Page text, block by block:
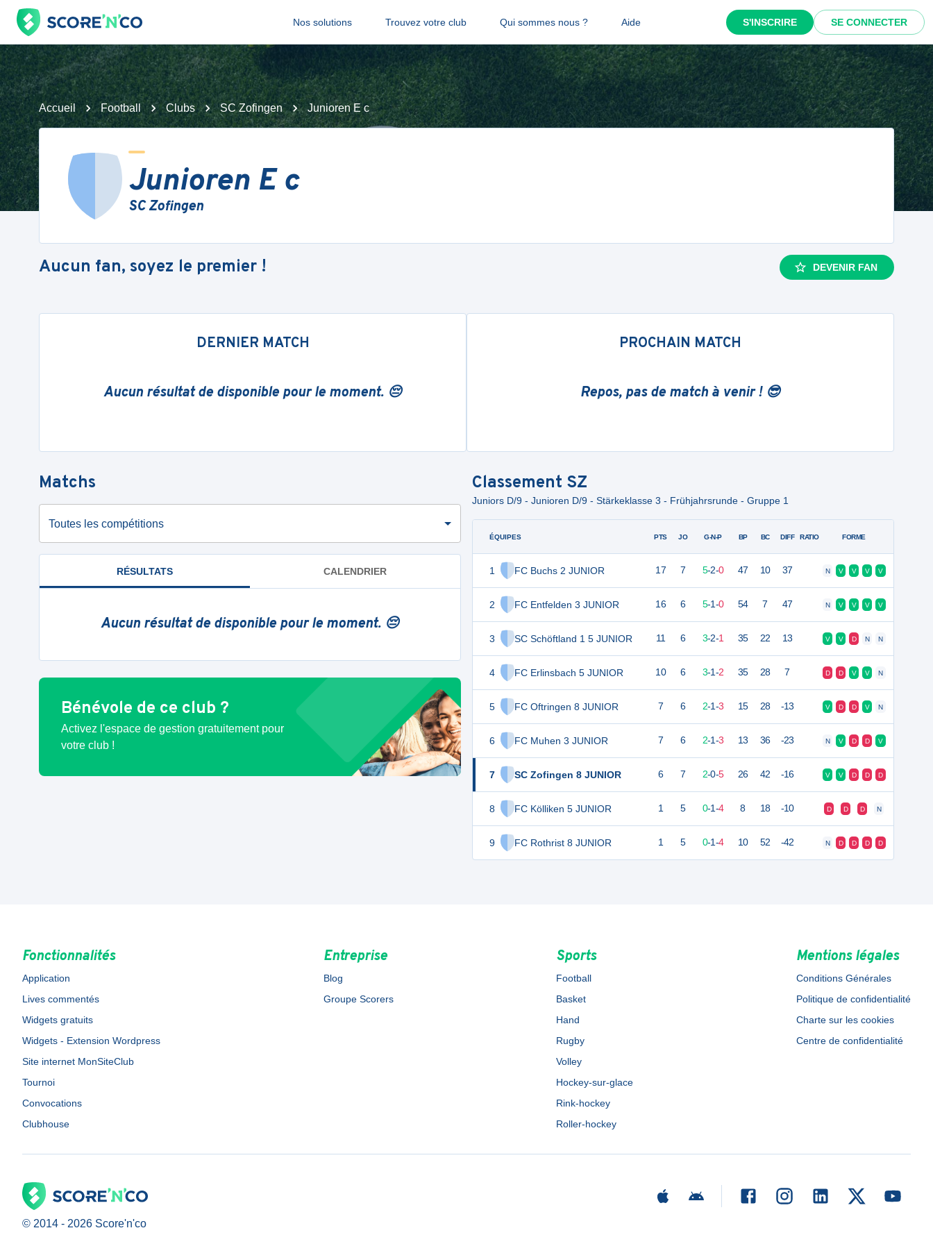
Nos solutions Trouvez votre club Qui sommes nous ? Aide S'INSCRIRE SE CONNECTER
Accueil Football Clubs SC Zofingen Junioren E c
Junioren E c
SC Zofingen
Aucun fan, soyez le premier ! DEVENIR FAN
DERNIER MATCH
Aucun résultat de disponible pour le moment. 😔
PROCHAIN MATCH
Repos, pas de match à venir ! 😎
Matchs
Toutes les compétitions
RÉSULTATS CALENDRIER
Aucun résultat de disponible pour le moment. 😔
Bénévole de ce club ?
Activez l'espace de gestion gratuitement pour
votre club !
Classement SZ
Juniors D/9 - Junioren D/9 - Stärkeklasse 3 - Frühjahrsrunde - Gruppe 1
ÉQUIPES
1 FC Buchs 2 JUNIOR
2 FC Entfelden 3 JUNIOR
3 SC Schöftland 1 5 JUNIOR
4 FC Erlinsbach 5 JUNIOR
5 FC Oftringen 8 JUNIOR
6 FC Muhen 3 JUNIOR
7 SC Zofingen 8 JUNIOR
8 FC Kölliken 5 JUNIOR
9 FC Rothrist 8 JUNIOR
PTS JO G-N-P BP BC DIFF RATIO FORME
17 7 5-2-0 47 10 37 N V V V V
16 6 5-1-0 54 7 47 N V V V V
11 6 3-2-1 35 22 13 V V D N N
10 6 3-1-2 35 28 7 D D V V N
7 6 2-1-3 15 28 -13 V D D V N
7 6 2-1-3 13 36 -23 N V D D V
6 7 2-0-5 26 42 -16 V V D D D
1 5 0-1-4 8 18 -10 D D D N
1 5 0-1-4 10 52 -42 N D D D D
Fonctionnalités
Application
Lives commentés
Widgets gratuits
Widgets - Extension Wordpress
Site internet MonSiteClub
Tournoi
Convocations
Clubhouse
Entreprise
Blog
Groupe Scorers
Sports
Football
Basket
Hand
Rugby
Volley
Hockey-sur-glace
Rink-hockey
Roller-hockey
Mentions légales
Conditions Générales
Politique de confidentialité
Charte sur les cookies
Centre de confidentialité
© 2014 - 2026 Score'n'co